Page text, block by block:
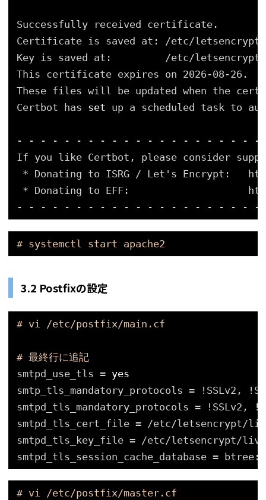
Successfully received certificate.
Certificate is saved at: /etc/
Key is saved at: /etc/
This certificate expires on 2026-08-26.
These files will be updated when the
Certbot has set up a scheduled task to
- - - - - - - - - - - - - - - - - - - -
If you like Certbot, please consider
* Donating to ISRG / Let's Encrypt:
* Donating to EFF:
- - - - - - - - - - - - - - - - - - - -
# systemctl start apache2
3.2 Postfixの設定
# vi /etc/postfix/main.cf
# 最終行に追記
smtpd_use_tls = yes
smtp_tls_mandatory_protocols = !SSLv2,
smtpd_tls_mandatory_protocols = !SSLv2,
smtpd_tls_cert_file = /etc/letsencrypt/
smtpd_tls_key_file = /etc/letsencrypt/
smtpd_tls_session_cache_database =
# vi /etc/postfix/master.cf